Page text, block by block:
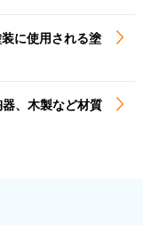
に使用される塗
、木製など材質